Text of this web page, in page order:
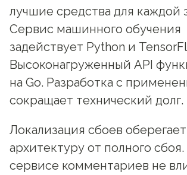
лучшие средства для каждой
Сервис машинного обучения
задействует Python и
Высоконагруженный API
на Go. Разработка с
сокращает технический долг.
Локализация сбоев оберегает
архитектуру от полного
сервисе комментариев не